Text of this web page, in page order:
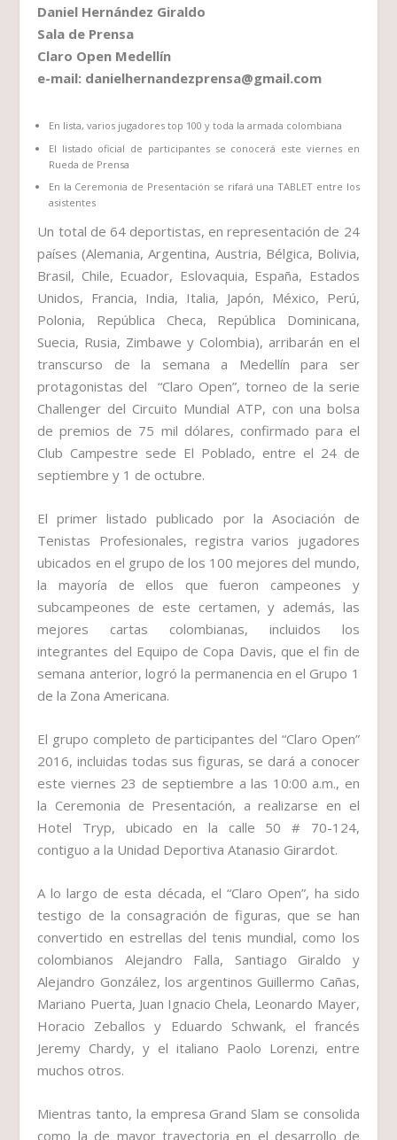
Daniel Hernández Giraldo
Sala de Prensa
Claro Open Medellín
e-mail: danielhernandezprensa@gmail.com
En lista, varios jugadores top 100 y toda la armada colombiana
El listado oficial de participantes se conocerá este viernes en
Rueda de Prensa
En la Ceremonia de Presentación se rifará una TABLET entre los
asistentes
Un total de 64 deportistas, en representación de 24
países (Alemania, Argentina, Austria, Bélgica, Bolivia,
Brasil, Chile, Ecuador, Eslovaquia, España, Estados
Unidos, Francia, India, Italia, Japón, México, Perú,
Polonia, República Checa, República Dominicana,
Suecia, Rusia, Zimbawe y Colombia), arribarán en el
transcurso de la semana a Medellín para ser
protagonistas del “Claro Open”, torneo de la serie
Challenger del Circuito Mundial ATP, con una bolsa
de premios de 75 mil dólares, confirmado para el
Club Campestre sede El Poblado, entre el 24 de
septiembre y 1 de octubre.
El primer listado publicado por la Asociación de
Tenistas Profesionales, registra varios jugadores
ubicados en el grupo de los 100 mejores del mundo,
la mayoría de ellos que fueron campeones y
subcampeones de este certamen, y además, las
mejores cartas colombianas, incluidos los
integrantes del Equipo de Copa Davis, que el fin de
semana anterior, logró la permanencia en el Grupo 1
de la Zona Americana.
El grupo completo de participantes del “Claro Open”
2016, incluidas todas sus figuras, se dará a conocer
este viernes 23 de septiembre a las 10:00 a.m., en
la Ceremonia de Presentación, a realizarse en el
Hotel Tryp, ubicado en la calle 50 # 70-124,
contiguo a la Unidad Deportiva Atanasio Girardot.
A lo largo de esta década, el “Claro Open”, ha sido
testigo de la consagración de figuras, que se han
convertido en estrellas del tenis mundial, como los
colombianos Alejandro Falla, Santiago Giraldo y
Alejandro González, los argentinos Guillermo Cañas,
Mariano Puerta, Juan Ignacio Chela, Leonardo Mayer,
Horacio Zeballos y Eduardo Schwank, el francés
Jeremy Chardy, y el italiano Paolo Lorenzi, entre
muchos otros.
Mientras tanto, la empresa Grand Slam se consolida
como la de mayor trayectoria en el desarrollo de